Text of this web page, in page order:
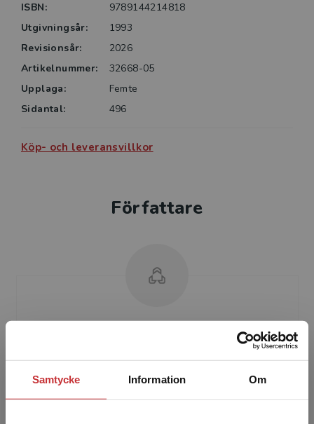
Samtycke Information Om
ISBN:
9789144214818
Utgivningsår:
1993
Revisionsår:
2026
Artikelnummer:
32668-05
Upplaga:
Femte
Sidantal:
496
Köp- och leveransvillkor
Författare